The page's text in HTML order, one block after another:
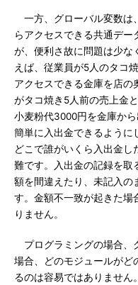
一方、グローバル変数は
らアクセスできる共通デ
が、便利さ故に問題は少な
えば、従業員が5人のタコ
アクセスできる金庫を店の
がタコ焼き5人前の売上金
小麦粉代3000円を金庫か
簡単に入出金できるように
どこで誰がいくら入出金し
難です。入出金の記録を取
額を間違えたり、未記入の
す。金額不一致が起きた場
りません。
プログラミングの場合、
場合、どのモジュールがど
るのは容易ではありません。